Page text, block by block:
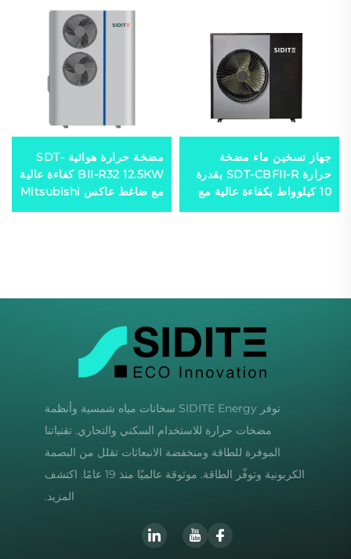
جهاز تسخين ماء مضخة
حرارة SDT-CBFII-R بقدرة
10 كيلوواط بكفاءة عالية مع
مضخة حرارة هوائية SDT-
BII-R32 12.5KW كفاءة عالية
مع ضاغط عاكس Mitsubishi
توفر SIDITE Energy سخانات مياه شمسية وأنظمة
مضخات حرارة للاستخدام السكني والتجاري. تقنياتنا
الموفرة للطاقة ومنخفضة الانبعاثات تقلل من البصمة
الكربونية وتوفّر الطاقة. موثوقة عالميًا منذ 19 عامًا. اكتشف
المزيد.